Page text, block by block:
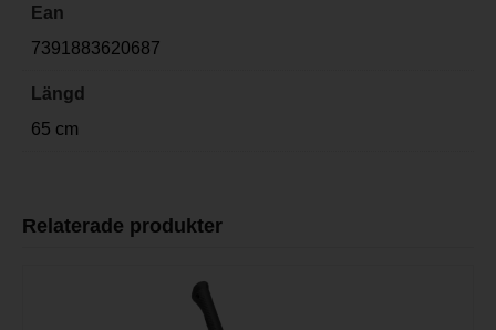
Ean
7391883620687
Längd
65 cm
Relaterade produkter